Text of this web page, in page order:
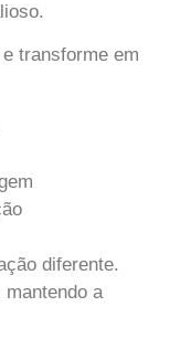
transforme em
diferente.
a